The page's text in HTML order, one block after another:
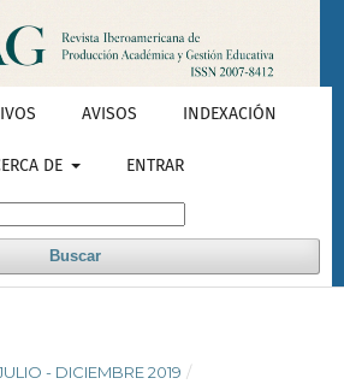
AVISOS INDEXACIÓN
DE ENTRAR
Buscar
- DICIEMBRE 2019 /